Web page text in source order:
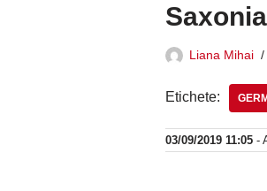
Liana Mihai
Etichete:
03/09/2019 11:05 -